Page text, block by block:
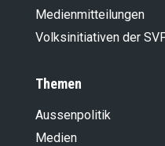
Medienmitteilungen
Volksinitiativen der
Themen
Aussenpolitik
Medien